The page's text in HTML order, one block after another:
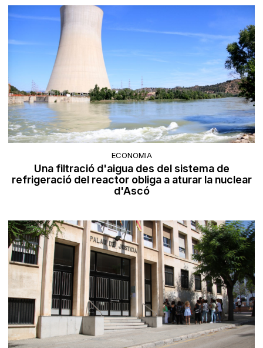
ECONOMIA
Una filtració d'aigua des del sistema de
refrigeració del reactor obliga a aturar la nuclear
d'Ascó